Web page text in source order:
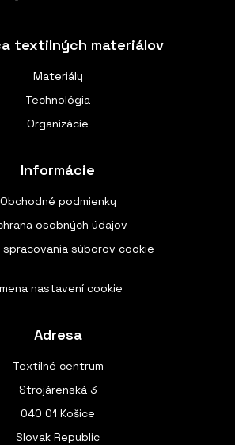
textilných materiálov
Materiály
Technológia
Organizácie
Informácie
Obchodné podmienky
osobných údajov
spracovania súborov cookie
nastavení cookie
Adresa
Textilné centrum
Strojárenská 3
040 01 Košice
Slovak Republic